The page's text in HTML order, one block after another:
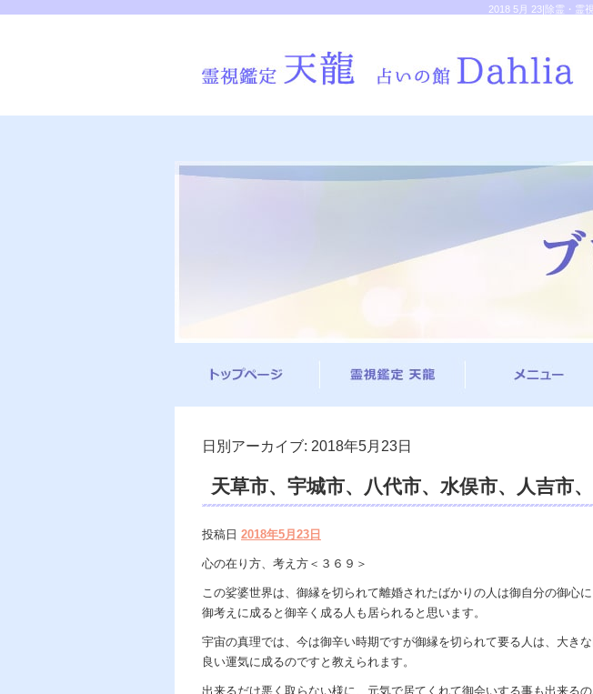
2018 5月 23|除霊・霊
日別アーカイブ: 2018年5月23日
天草市、宇城市、八代市、水俣市、人吉市
投稿日 2018年5月23日
心の在り方、考え方＜３６９＞
この娑婆世界は、御縁を切られて離婚されたばかりの人は御自分の御心
御考えに成ると御辛く成る人も居られると思います。
宇宙の真理では、今は御辛い時期ですが御縁を切られて要る人は、大き
良い運気に成るのですと教えられます。
出来るだけ悪く取らない様に、元気で居てくれて御会いする事も出来る